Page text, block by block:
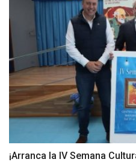
¡Arranca la IV Semana